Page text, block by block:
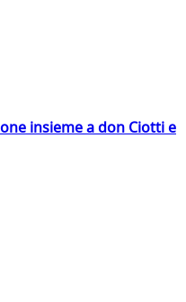
insieme a don Ciotti e